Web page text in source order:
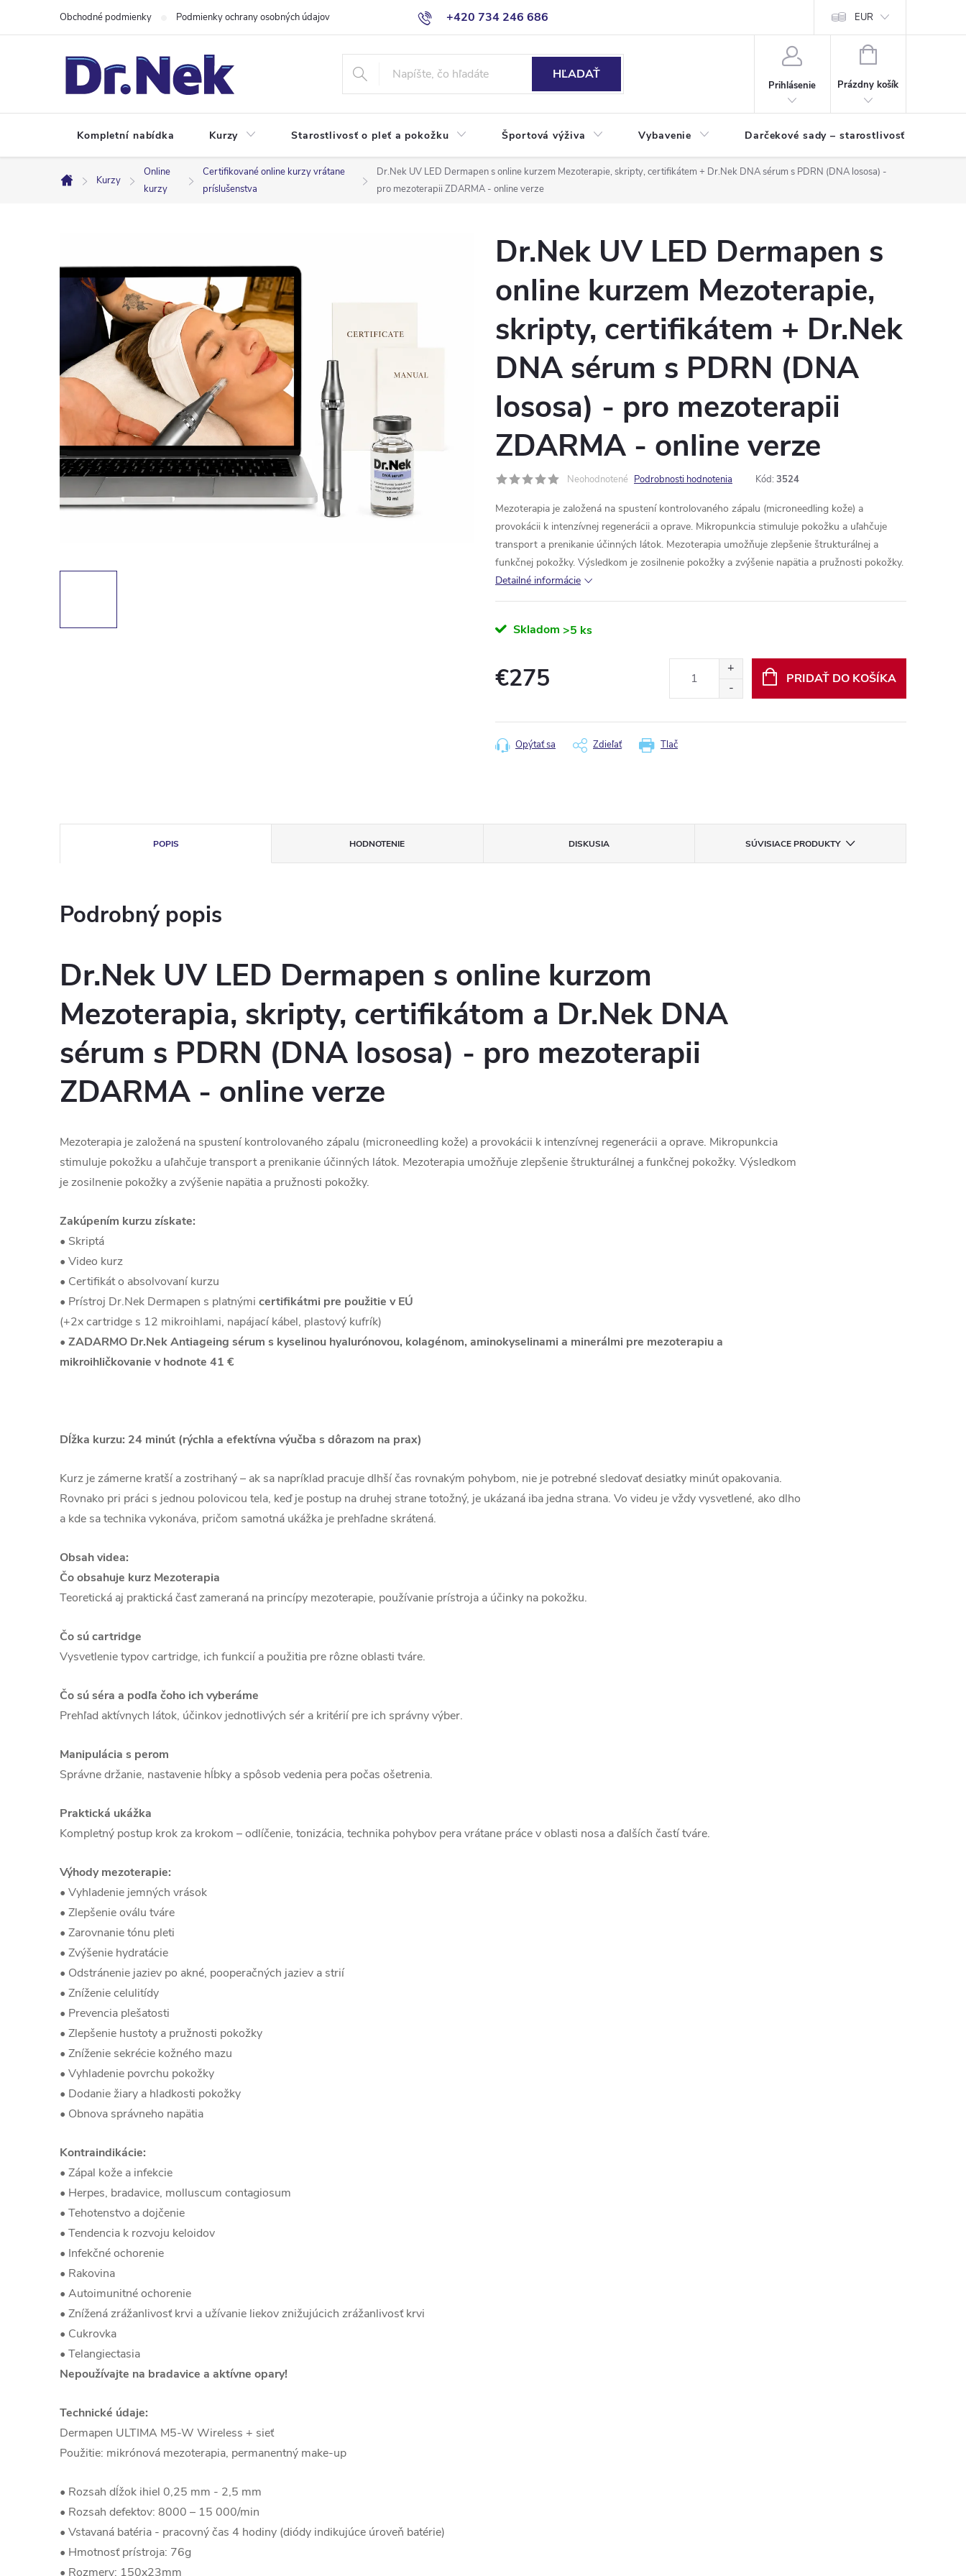
+420 734 246 686
Obchodné podmienky Podmienky ochrany osobných údajov EUR
HĽADAŤ
Prihlásenie
NÁKUPNÝ
Prázdny košík
Kompletní nabídka Kurzy Starostlivosť o pleť a pokožku Športová výživa Vybavenie Darčekové sady – starostlivosť o pleť a
Domov
Kurzy
Online
kurzy
Certifikované online kurzy vrátane
príslušenstva
Dr.Nek UV LED Dermapen s online kurzem Mezoterapie, skripty, certifikátem + Dr.Nek DNA sérum s PDRN (DNA lososa) -
pro mezoterapii ZDARMA - online verze
Dr.Nek UV LED Dermapen s
online kurzem Mezoterapie,
skripty, certifikátem + Dr.Nek
DNA sérum s PDRN (DNA
lososa) - pro mezoterapii
ZDARMA - online verze
Neohodnotené Podrobnosti hodnotenia Kód: 3524
Mezoterapia je založená na spustení kontrolovaného zápalu (microneedling kože) a
provokácii k intenzívnej regenerácii a oprave. Mikropunkcia stimuluje pokožku a uľahčuje
transport a prenikanie účinných látok. Mezoterapia umožňuje zlepšenie štrukturálnej a
funkčnej pokožky. Výsledkom je zosilnenie pokožky a zvýšenie napätia a pružnosti pokožky.
Detailné informácie
Skladom >5 ks
€275 PRIDAŤ DO KOŠÍKA
Tlač
Opýtať sa Zdieľať
POPIS HODNOTENIE DISKUSIA SÚVISIACE PRODUKTY
Podrobný popis
Dr.Nek UV LED Dermapen s online kurzom
Mezoterapia, skripty, certifikátom a Dr.Nek DNA
sérum s PDRN (DNA lososa) - pro mezoterapii
ZDARMA - online verze
Mezoterapia je založená na spustení kontrolovaného zápalu (microneedling kože) a provokácii k intenzívnej regenerácii a oprave. Mikropunkcia
stimuluje pokožku a uľahčuje transport a prenikanie účinných látok. Mezoterapia umožňuje zlepšenie štrukturálnej a funkčnej pokožky. Výsledkom
je zosilnenie pokožky a zvýšenie napätia a pružnosti pokožky.
Zakúpením kurzu získate:
• Skriptá
• Video kurz
• Certifikát o absolvovaní kurzu
• Prístroj Dr.Nek Dermapen s platnými certifikátmi pre použitie v EÚ
(+2x cartridge s 12 mikroihlami, napájací kábel, plastový kufrík)
• ZADARMO Dr.Nek Antiageing sérum s kyselinou hyalurónovou, kolagénom, aminokyselinami a minerálmi pre mezoterapiu a
mikroihličkovanie v hodnote 41 €
Dĺžka kurzu: 24 minút (rýchla a efektívna výučba s dôrazom na prax)
Kurz je zámerne kratší a zostrihaný – ak sa napríklad pracuje dlhší čas rovnakým pohybom, nie je potrebné sledovať desiatky minút opakovania.
Rovnako pri práci s jednou polovicou tela, keď je postup na druhej strane totožný, je ukázaná iba jedna strana. Vo videu je vždy vysvetlené, ako dlho
a kde sa technika vykonáva, pričom samotná ukážka je prehľadne skrátená.
Obsah videa:
Čo obsahuje kurz Mezoterapia
Teoretická aj praktická časť zameraná na princípy mezoterapie, používanie prístroja a účinky na pokožku.
Čo sú cartridge
Vysvetlenie typov cartridge, ich funkcií a použitia pre rôzne oblasti tváre.
Čo sú séra a podľa čoho ich vyberáme
Prehľad aktívnych látok, účinkov jednotlivých sér a kritérií pre ich správny výber.
Manipulácia s perom
Správne držanie, nastavenie hĺbky a spôsob vedenia pera počas ošetrenia.
Praktická ukážka
Kompletný postup krok za krokom – odlíčenie, tonizácia, technika pohybov pera vrátane práce v oblasti nosa a ďalších častí tváre.
Výhody mezoterapie:
• Vyhladenie jemných vrások
• Zlepšenie oválu tváre
• Zarovnanie tónu pleti
• Zvýšenie hydratácie
• Odstránenie jaziev po akné, pooperačných jaziev a strií
• Zníženie celulitídy
• Prevencia plešatosti
• Zlepšenie hustoty a pružnosti pokožky
• Zníženie sekrécie kožného mazu
• Vyhladenie povrchu pokožky
• Dodanie žiary a hladkosti pokožky
• Obnova správneho napätia
Kontraindikácie:
• Zápal kože a infekcie
• Herpes, bradavice, molluscum contagiosum
• Tehotenstvo a dojčenie
• Tendencia k rozvoju keloidov
• Infekčné ochorenie
• Rakovina
• Autoimunitné ochorenie
• Znížená zrážanlivosť krvi a užívanie liekov znižujúcich zrážanlivosť krvi
• Cukrovka
• Telangiectasia
Nepoužívajte na bradavice a aktívne opary!
Technické údaje:
Dermapen ULTIMA M5-W Wireless + sieť
Použitie: mikrónová mezoterapia, permanentný make-up
• Rozsah dĺžok ihiel 0,25 mm - 2,5 mm
• Rozsah defektov: 8000 – 15 000/min
• Vstavaná batéria - pracovný čas 4 hodiny (diódy indikujúce úroveň batérie)
• Hmotnosť prístroja: 76g
• Rozmery: 150x23mm